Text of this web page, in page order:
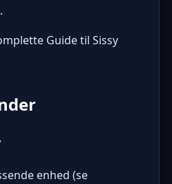
Guide til Sissy
enhed (se